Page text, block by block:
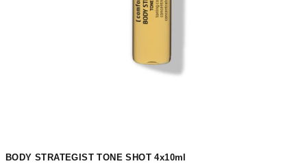
BODY STRATEGIST TONE SHOT 4x10ml